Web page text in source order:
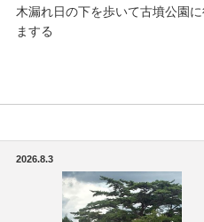
木漏れ日の下を歩いて古墳公園に
まする
2026.8.3